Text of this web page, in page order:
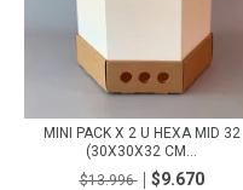
MINI PACK X 2 U HEXA MID 32
(30X30X32 CM...
$13.996
$9.670